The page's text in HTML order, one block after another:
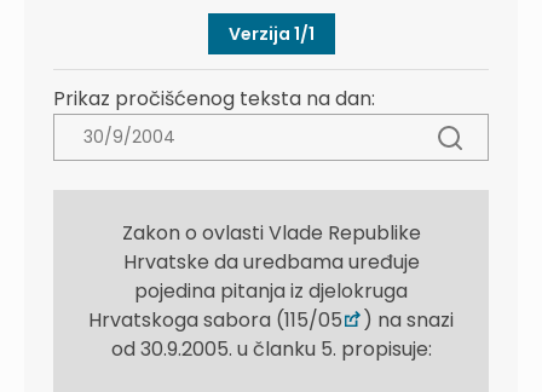
Verzija 1/1
Prikaz pročišćenog teksta na dan:
Zakon o ovlasti Vlade Republike
Hrvatske da uredbama uređuje
pojedina pitanja iz djelokruga
Hrvatskoga sabora (115/05
) na snazi
od 30.9.2005. u članku 5. propisuje: